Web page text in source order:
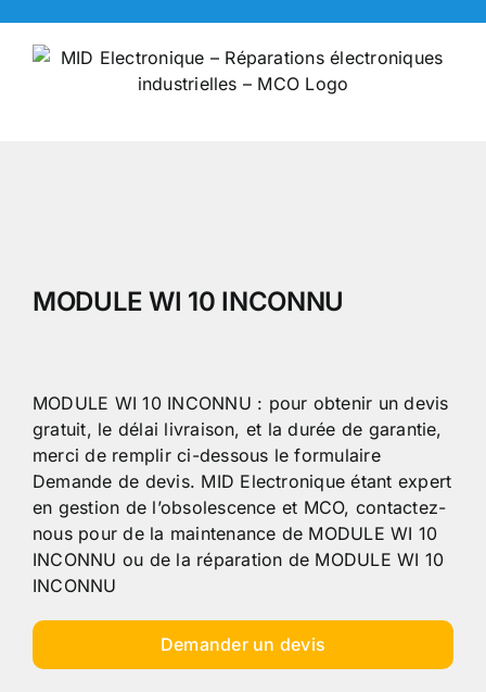
content
MODULE WI 10 INCONNU
MODULE WI 10 INCONNU : pour obtenir un devis
gratuit, le délai livraison, et la durée de garantie,
merci de remplir ci-dessous le formulaire
Demande de devis. MID Electronique étant expert
en gestion de l’obsolescence et MCO, contactez-
nous pour de la maintenance de MODULE WI 10
INCONNU ou de la réparation de MODULE WI 10
INCONNU
Demander un devis